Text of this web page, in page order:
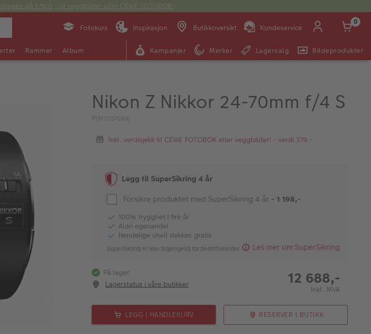
på 1 500,- til veggbilder eller CEWE FOTOBOK!
Fotokurs Inspirasjon Butikkoversikt Kundeservice
Man -
09:00 -
14:00 -
0
Rammer Album Kampanjer Merker Lagersalg Bildeprodukter
Nikon Z Nikkor 24-70mm f/4 S
PIM1057066
Inkl. verdisjekk til CEWE FOTOBOK eller veggbilder! - verdi 379,-
Legg til SuperSikring 4 år
Forsikre produktet med SuperSikring 4 år - 1 198,-
100% trygghet i fire år
Aldri egenandel
Hendelige uhell dekkes gratis
SuperSikring er ikke tilgjengelig for bedriftskunder. Les mer om SuperSikring
På lager
Lagerstatus i våre butikker
12 688,-
Inkl. MVA
LEGG I HANDLEKURV RESERVER I BUTIKK